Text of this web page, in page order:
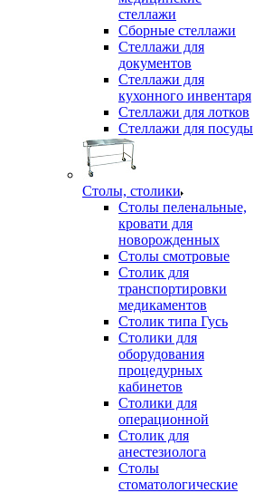
стеллажи
Сборные стеллажи
Стеллажи для
документов
Стеллажи для
кухонного инвентаря
Стеллажи для лотков
Стеллажи для посуды
Столы, столики
Столы пеленальные,
кровати для
новорожденных
Столы смотровые
Столик для
транспортировки
медикаментов
Столик типа Гусь
Столики для
оборудования
процедурных
кабинетов
Столики для
операционной
Столик для
анестезиолога
Столы
стоматологические